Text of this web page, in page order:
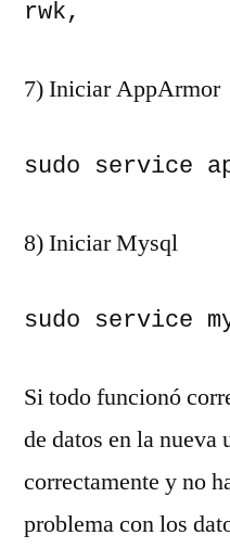
rwk,
7) Iniciar AppArmor
sudo service
8) Iniciar Mysql
sudo service
Si todo funcionó
de datos en la
correctamente y no
problema con los